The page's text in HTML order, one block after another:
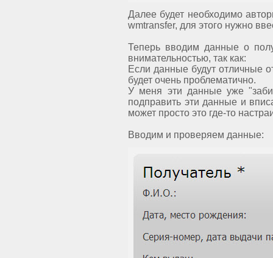
Далее будет необходимо
wmtransfer, для этого нужно
Теперь вводим данные о
внимательностью, так как:
Если данные будут отличные
будет очень проблематично.
У меня эти данные уже
подправить эти данные и
может просто это где-то
Вводим и проверяем данные: